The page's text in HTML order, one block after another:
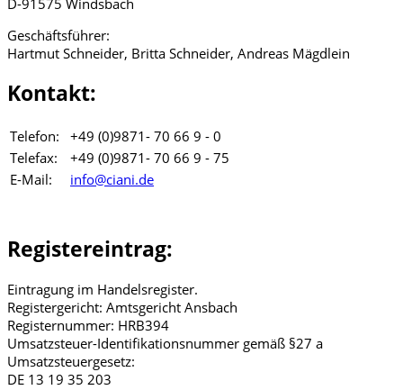
D-91575 Windsbach
Geschäftsführer:
Hartmut Schneider, Britta Schneider, Andreas Mägdlein
Kontakt:
Telefon:
+49 (0)9871- 70 66 9 - 0
Telefax:
+49 (0)9871- 70 66 9 - 75
E-Mail:
info@ciani.de
Registereintrag:
Eintragung im Handelsregister.
Registergericht: Amtsgericht Ansbach
Registernummer: HRB394
Umsatzsteuer-Identifikationsnummer gemäß §27 a
Umsatzsteuergesetz:
DE 13 19 35 203